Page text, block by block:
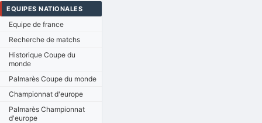
EQUIPES NATIONALES
Equipe de france
Recherche de matchs
Historique Coupe du
monde
Palmarès Coupe du monde
Championnat d'europe
Palmarès Championnat
d'europe